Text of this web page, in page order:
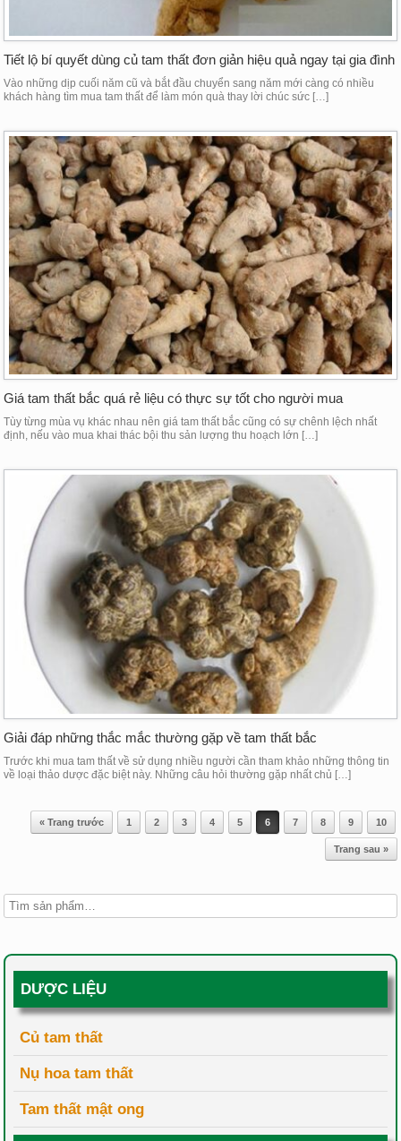
Tiết lộ bí quyết dùng củ tam thất đơn giản hiệu quả ngay tại gia đình
Vào những dịp cuối năm cũ và bắt đầu chuyển sang năm mới càng có nhiều
khách hàng tìm mua tam thất để làm món quà thay lời chúc sức […]
Giá tam thất bắc quá rẻ liệu có thực sự tốt cho người mua
Tùy từng mùa vụ khác nhau nên giá tam thất bắc cũng có sự chênh lệch nhất
định, nếu vào mua khai thác bội thu sản lượng thu hoạch lớn […]
Giải đáp những thắc mắc thường gặp về tam thất bắc
Trước khi mua tam thất về sử dụng nhiều người cần tham khảo những thông tin
về loại thảo dược đặc biệt này. Những câu hỏi thường gặp nhất chủ […]
Post navigation
« Trang trước 1 2 3 4 5 6 7 8 9 10
Trang sau »
DƯỢC LIỆU
Củ tam thất
Nụ hoa tam thất
Tam thất mật ong